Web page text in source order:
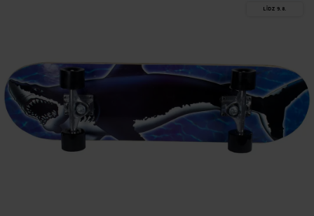
LĪDZ 9.8.